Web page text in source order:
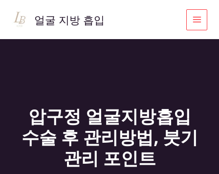
로
얼굴 지방 흡입
압구정 얼굴지방흡입
수술 후 관리방법, 붓기
관리 포인트